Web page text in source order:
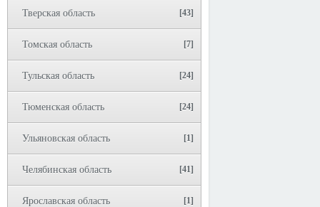
Тверская область [43]
Томская область [7]
Тульская область [24]
Тюменская область [24]
Ульяновская область [1]
Челябинская область [41]
Ярославская область [1]